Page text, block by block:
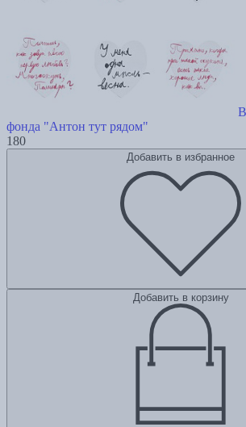
фонда "Антон тут рядом"
180
Добавить в избранное
Добавить в корзину